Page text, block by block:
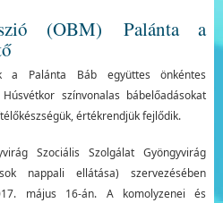
(OBM) Palánta a
a Palánta Báb együttes önkéntes
színvonalas bábelőadásokat
értékrendjük fejlődik.
Szociális Szolgálat Gyöngyvirág
nappali ellátása) szervezésében
május 16-án. A komolyzenei és